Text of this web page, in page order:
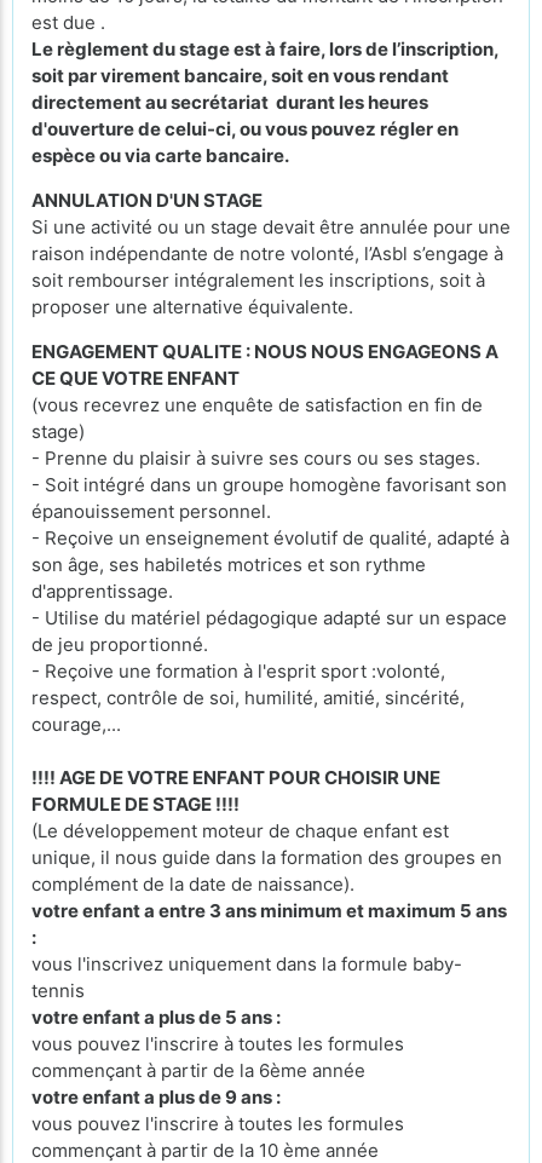
est due .
Le règlement du stage est à faire, lors de l’inscription,
soit par virement bancaire, soit en vous rendant
directement au secrétariat durant les heures
d'ouverture de celui-ci, ou vous pouvez régler en
espèce ou via carte bancaire.
ANNULATION D'UN STAGE
Si une activité ou un stage devait être annulée pour une
raison indépendante de notre volonté, l’Asbl s’engage à
soit rembourser intégralement les inscriptions, soit à
proposer une alternative équivalente.
ENGAGEMENT QUALITE : NOUS NOUS ENGAGEONS A
CE QUE VOTRE ENFANT
(vous recevrez une enquête de satisfaction en fin de
stage)
- Prenne du plaisir à suivre ses cours ou ses stages.
- Soit intégré dans un groupe homogène favorisant son
épanouissement personnel.
- Reçoive un enseignement évolutif de qualité, adapté à
son âge, ses habiletés motrices et son rythme
d'apprentissage.
- Utilise du matériel pédagogique adapté sur un espace
de jeu proportionné.
- Reçoive une formation à l'esprit sport :volonté,
respect, contrôle de soi, humilité, amitié, sincérité,
courage,...
!!!! AGE DE VOTRE ENFANT POUR CHOISIR UNE
FORMULE DE STAGE !!!!
(Le développement moteur de chaque enfant est
unique, il nous guide dans la formation des groupes en
complément de la date de naissance).
votre enfant a entre 3 ans minimum et maximum 5 ans
:
vous l'inscrivez uniquement dans la formule baby-
tennis
votre enfant a plus de 5 ans :
vous pouvez l'inscrire à toutes les formules
commençant à partir de la 6ème année
votre enfant a plus de 9 ans :
vous pouvez l'inscrire à toutes les formules
commençant à partir de la 10 ème année